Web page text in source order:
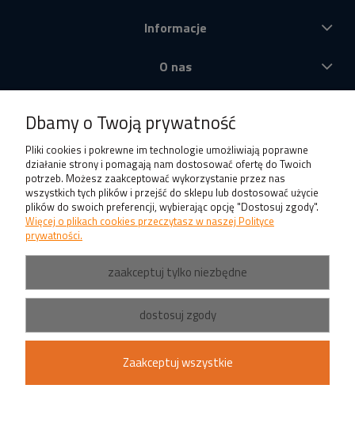
Informacje
O nas
Dbamy o Twoją prywatność
Pliki cookies i pokrewne im technologie umożliwiają poprawne
działanie strony i pomagają nam dostosować ofertę do Twoich
potrzeb. Możesz zaakceptować wykorzystanie przez nas
wszystkich tych plików i przejść do sklepu lub dostosować użycie
plików do swoich preferencji, wybierając opcję "Dostosuj zgody".
Więcej o plikach cookies przeczytasz w naszej Polityce
prywatności.
zaakceptuj tylko niezbędne
dostosuj zgody
Zaakceptuj wszystkie